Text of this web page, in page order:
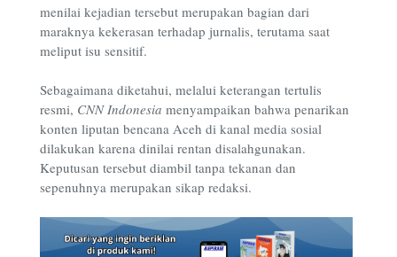
menilai kejadian tersebut merupakan bagian dari
maraknya kekerasan terhadap jurnalis, terutama saat
meliput isu sensitif.
Sebagaimana diketahui, melalui keterangan tertulis
resmi, CNN Indonesia menyampaikan bahwa penarikan
konten liputan bencana Aceh di kanal media sosial
dilakukan karena dinilai rentan disalahgunakan.
Keputusan tersebut diambil tanpa tekanan dan
sepenuhnya merupakan sikap redaksi.